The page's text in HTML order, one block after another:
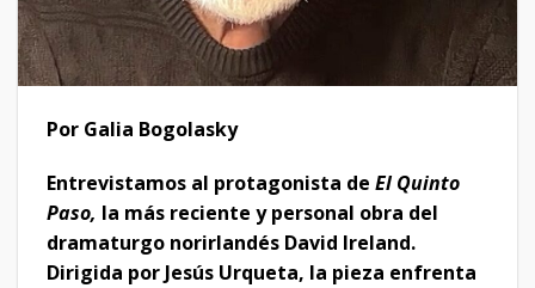
Por Galia Bogolasky
Entrevistamos al protagonista de El Quinto
Paso, la más reciente y personal obra del
dramaturgo norirlandés David Ireland.
Dirigida por Jesús Urqueta, la pieza enfrenta